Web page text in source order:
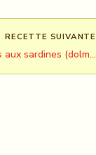
RECETTE SUIVANTE
aux sardines (dolm…